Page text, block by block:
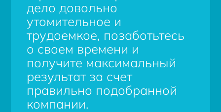
дело довольно
утомительное и
трудоемкое, позаботьтесь
о своем времени и
получите максимальный
результат за счет
правильно подобранной
компании.